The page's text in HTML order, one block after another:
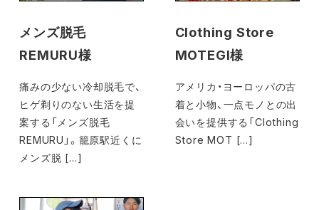
メンズ脱毛
REMURU様
痛みの少ない冷却脱毛で、
ヒゲ剃りのない生活を提
案する「メンズ脱毛
REMURU」。籠原駅近くに
メンズ脱 […]
Clothing Store
MOTEGI様
アメリカ・ヨーロッパの古
着と小物、一点モノとの出
会いを提供する「Clothing
Store MOT […]